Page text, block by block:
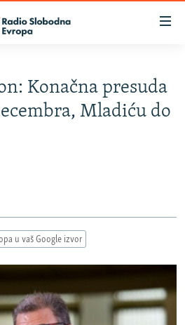
Konačna presuda
Mladiću do
u vaš Google izvor